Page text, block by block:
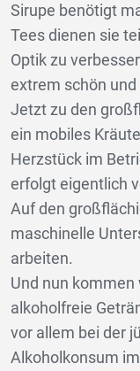
Sirupe benötigt
Tees dienen sie
Optik zu
extrem schön
Jetzt zu den
ein mobiles
Herzstück im
erfolgt eigentlich
Auf den
maschinelle
arbeiten.
Und nun kommen
alkoholfreie
vor allem bei der
Alkoholkonsum